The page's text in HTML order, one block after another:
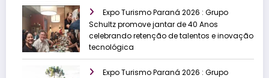
Expo Turismo Paraná 2026 : Grupo
Schultz promove jantar de 40 Anos
celebrando retenção de talentos e inovação
tecnológica
Expo Turismo Paraná 2026 : Grupo